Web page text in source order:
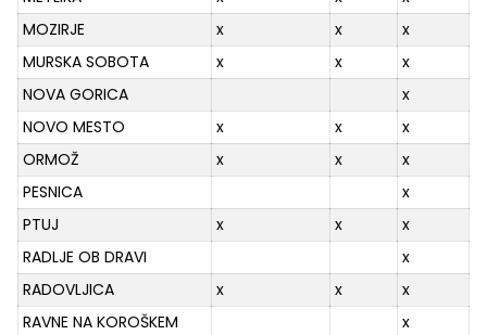
MOZIRJE
x x
x
MURSKA SOBOTA
x x
x
NOVA GORICA
x
NOVO MESTO
x x
x
ORMOŽ
x x
x
PESNICA
x
PTUJ
x x
x
RADLJE OB DRAVI
x
RADOVLJICA
x x
x
RAVNE NA KOROŠKEM
x